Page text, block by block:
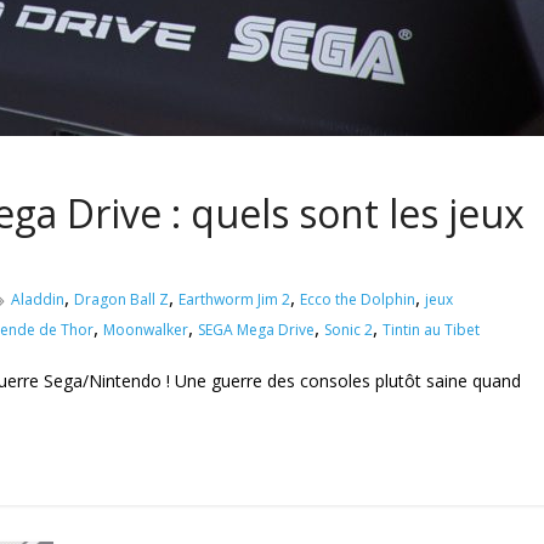
Drive : quels sont les jeux
Aladdin, Dragon Ball Z, Earthworm Jim 2, Ecco the Dolphin, jeux
de Thor, Moonwalker, SEGA Mega Drive, Sonic 2, Tintin au Tibet
Sega/Nintendo ! Une guerre des consoles plutôt saine quand